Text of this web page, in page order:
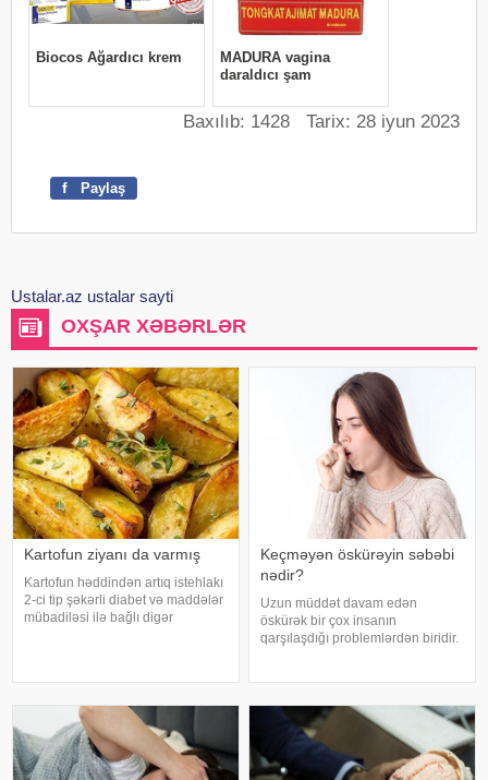
Baxılıb: 1428 Tarix: 28 iyun 2023
f Paylaş
Ustalar.az ustalar sayti
OXŞAR XƏBƏRLƏR
Kartofun ziyanı da varmış
Kartofun həddindən artıq istehlakı
2-ci tip şəkərli diabet və maddələr
mübadiləsi ilə bağlı digər
yapon alimləri gəliblər. -
Keçməyən öskürəyin səbəbi
nədir?
Uzun müddət davam edən
öskürək bir çox insanın
qarşılaşdığı problemlərdən biridir.
hər zaman tənəffüs yolu
infeksiyası olmur